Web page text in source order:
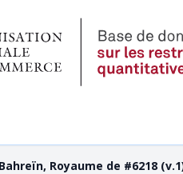
Bahreïn, Royaume de #6218